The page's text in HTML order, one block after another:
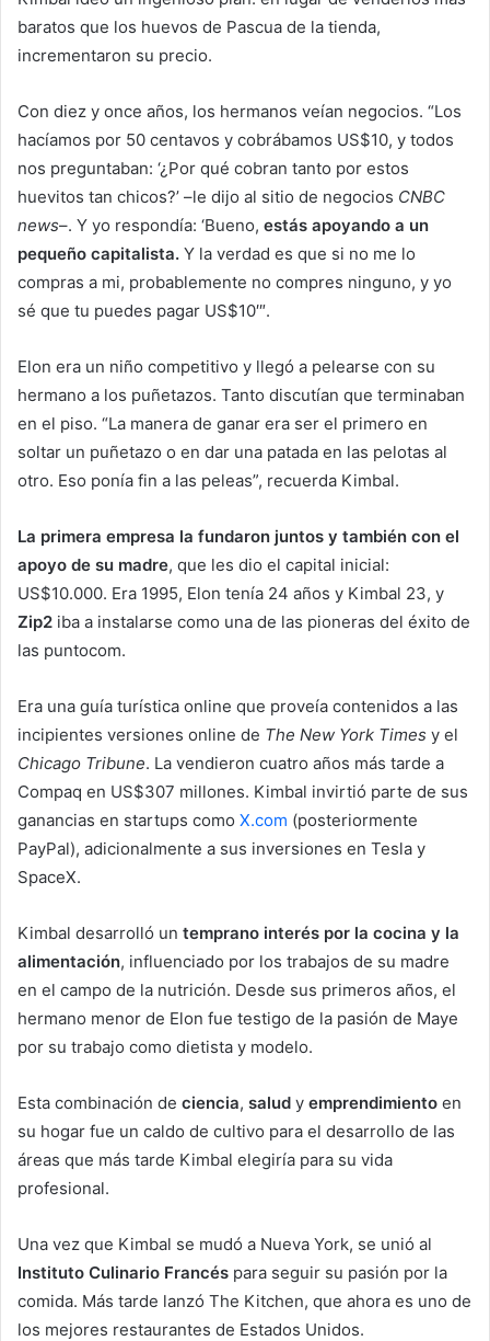
baratos que los huevos de Pascua de la tienda,
incrementaron su precio.
Con diez y once años, los hermanos veían negocios. “Los
hacíamos por 50 centavos y cobrábamos US$10, y todos
nos preguntaban: ‘¿Por qué cobran tanto por estos
huevitos tan chicos?’ –le dijo al sitio de negocios CNBC
news–. Y yo respondía: ‘Bueno, estás apoyando a un
pequeño capitalista. Y la verdad es que si no me lo
compras a mi, probablemente no compres ninguno, y yo
sé que tu puedes pagar US$10′″.
Elon era un niño competitivo y llegó a pelearse con su
hermano a los puñetazos. Tanto discutían que terminaban
en el piso. “La manera de ganar era ser el primero en
soltar un puñetazo o en dar una patada en las pelotas al
otro. Eso ponía fin a las peleas”, recuerda Kimbal.
La primera empresa la fundaron juntos y también con el
apoyo de su madre, que les dio el capital inicial:
US$10.000. Era 1995, Elon tenía 24 años y Kimbal 23, y
Zip2 iba a instalarse como una de las pioneras del éxito de
las puntocom.
Era una guía turística online que proveía contenidos a las
incipientes versiones online de The New York Times y el
Chicago Tribune. La vendieron cuatro años más tarde a
Compaq en US$307 millones. Kimbal invirtió parte de sus
ganancias en startups como X.com (posteriormente
PayPal), adicionalmente a sus inversiones en Tesla y
SpaceX.
Kimbal desarrolló un temprano interés por la cocina y la
alimentación, influenciado por los trabajos de su madre
en el campo de la nutrición. Desde sus primeros años, el
hermano menor de Elon fue testigo de la pasión de Maye
por su trabajo como dietista y modelo.
Esta combinación de ciencia, salud y emprendimiento en
su hogar fue un caldo de cultivo para el desarrollo de las
áreas que más tarde Kimbal elegiría para su vida
profesional.
Una vez que Kimbal se mudó a Nueva York, se unió al
Instituto Culinario Francés para seguir su pasión por la
comida. Más tarde lanzó The Kitchen, que ahora es uno de
los mejores restaurantes de Estados Unidos.